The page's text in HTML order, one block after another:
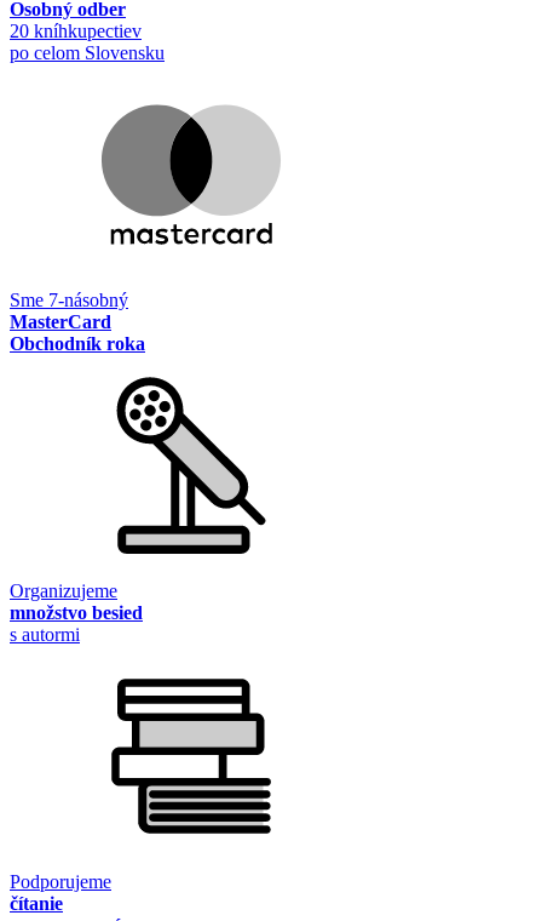
Osobný odber
20 kníhkupectiev
po celom Slovensku
Sme 7-násobný
MasterCard
Obchodník roka
Organizujeme
množstvo besied
s autormi
Podporujeme
čítanie